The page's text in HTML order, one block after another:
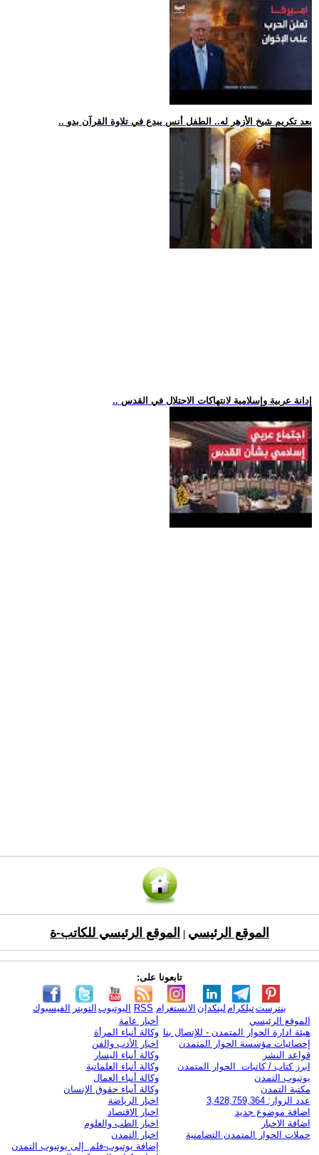
.. بعد تكريم شيخ الأزهر له.. الطفل أنس يبدع في تلاوة القرآن بدو
.. إدانة عربية وإسلامية لانتهاكات الاحتلال في القدس
الموقع الرئيسي الموقع الرئيسي للكاتب-ة
تابعونا على:
الفيسبوك التويتر اليوتيوب RSS الانستغرام لينكدإن تيلكرامبنترست
الموقع الرئيسي
هيئة ادارة الحوار المتمدن - للإتصال بنا
إحصائيات مؤسسة الحوار المتمدن
قواعد النشر
ابرز كتاب / كاتبات الحوار المتمدن
يوتيوب التمدن
مكتبة التمدن
عدد الزوار: 3,428,759,364
اضافة موضوع جديد
اضافة الاخبار
حملات الحوار المتمدن التضامنية
أخبار عامة
وكالة أنباء المرأة
اخبار الأدب والفن
وكالة أنباء اليسار
وكالة أنباء العلمانية
وكالة أنباء العمال
وكالة أنباء حقوق الإنسان
اخبار الرياضة
اخبار الاقتصاد
اخبار الطب والعلوم
اخبار التمدن
إضافة يوتيوب-فلم إلى يوتيوب التمدن